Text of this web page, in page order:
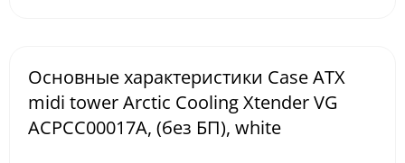
Основные характеристики Case ATX
midi tower Arctic Cooling Xtender VG
ACPCC00017A, (без БП), white